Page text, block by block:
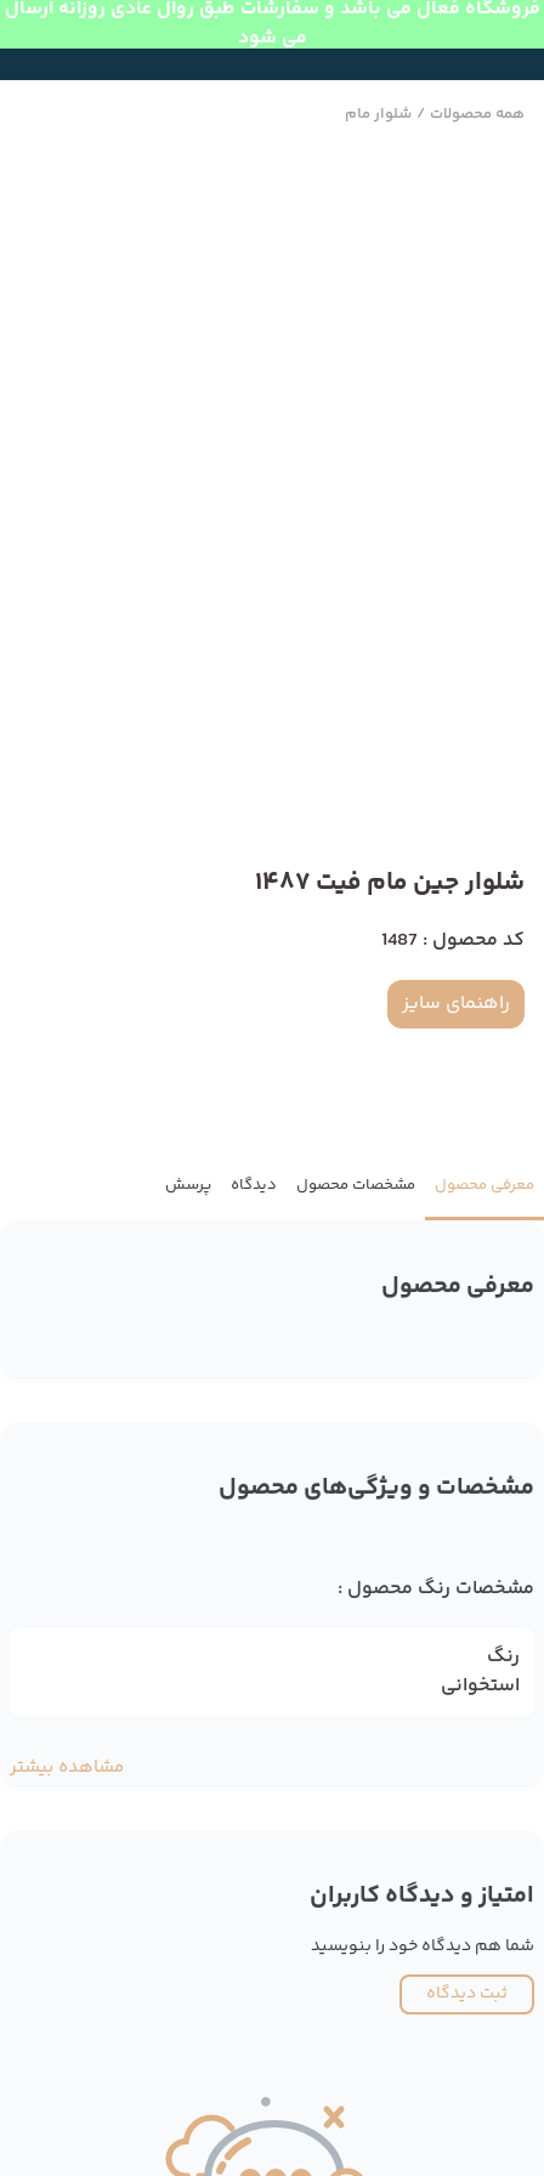
فروشگاه فعال می باشد و سفارشات طبق روال عادی روزانه ارسال
می شود
همه محصولات / شلوار مام
شلوار جین مام فیت 1487
کد محصول : 1487
راهنمای سایز
معرفی محصول مشخصات محصول دیدگاه پرسش
معرفی محصول
مشخصات و ویژگی‌های محصول
مشخصات رنگ محصول :
رنگ
استخوانی
مشاهده بیشتر
امتیاز و دیدگاه کاربران
شما هم دیدگاه خود را بنویسید
ثبت دیدگاه